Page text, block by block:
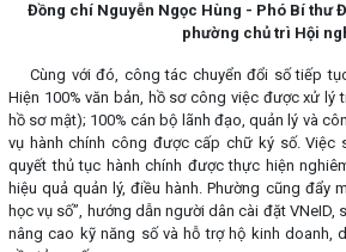
Đồng chí Nguyễn Ngọc Hùng - Phó Bí thư
phường chủ trì Hội
Cùng với đó, công tác chuyển đổi số tiếp
Hiện 100% văn bản, hồ sơ công việc được xử lý
hồ sơ mật); 100% cán bộ lãnh đạo, quản lý và
vụ hành chính công được cấp chữ ký số. Việc
quyết thủ tục hành chính được thực hiện
hiệu quả quản lý, điều hành. Phường cũng đẩy
học vụ số”, hướng dẫn người dân cài đặt VNeID,
nâng cao kỹ năng số và hỗ trợ hộ kinh doanh,